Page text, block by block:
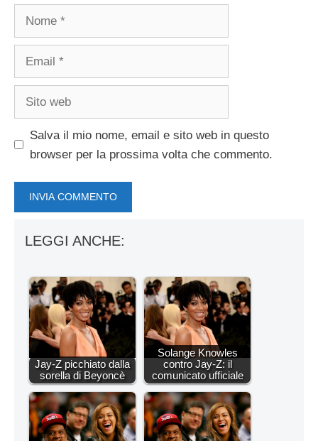
Salva il mio nome, email e sito web in questo
browser per la prossima volta che commento.
LEGGI ANCHE:
Jay-Z picchiato dalla
sorella di Beyoncè
Solange Knowles
contro Jay-Z: il
comunicato ufficiale